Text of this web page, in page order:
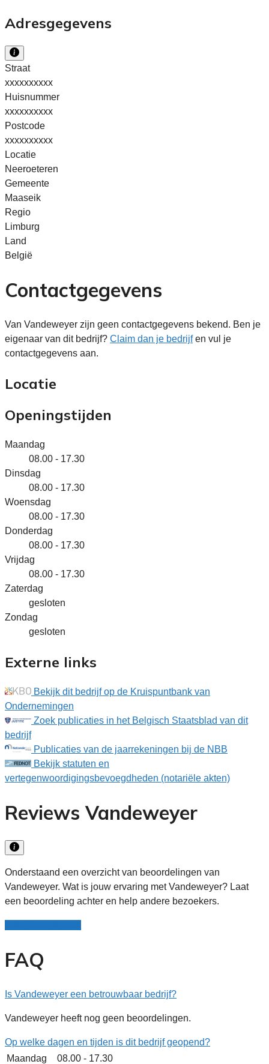
Adresgegevens
Straat
xxxxxxxxxx
Huisnummer
xxxxxxxxxx
Postcode
xxxxxxxxxx
Locatie
Neeroeteren
Gemeente
Maaseik
Regio
Limburg
Land
België
Contactgegevens
Van Vandeweyer zijn geen contactgegevens bekend. Ben je
eigenaar van dit bedrijf? Claim dan je bedrijfen vul je
contactgegevens aan.
Locatie
Openingstijden
Maandag
08.00 - 17.30
Dinsdag
08.00 - 17.30
Woensdag
08.00 - 17.30
Donderdag
08.00 - 17.30
Vrijdag
08.00 - 17.30
Zaterdag
gesloten
Zondag
gesloten
Externe links
Bekijk dit bedrijf op de Kruispuntbank van
Ondernemingen
Zoek publicaties in het Belgisch Staatsblad van dit
bedrijf
Publicaties van de jaarrekeningen bij de NBB
Bekijk statuten en
vertegenwoordigingsbevoegdheden (notariële akten)
Reviews Vandeweyer
Onderstaand een overzicht van beoordelingen van
Vandeweyer. Wat is jouw ervaring met Vandeweyer? Laat
een beoordeling achter en help andere bezoekers.
FAQ
Is Vandeweyer een betrouwbaar bedrijf?
Vandeweyer heeft nog geen beoordelingen.
Op welke dagen en tijden is dit bedrijf geopend?
Maandag
08.00 - 17.30